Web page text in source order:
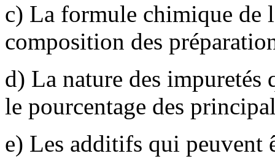
c) La formule chimique de
composition des
d) La nature des impuretés
le pourcentage des
e) Les additifs qui peuvent